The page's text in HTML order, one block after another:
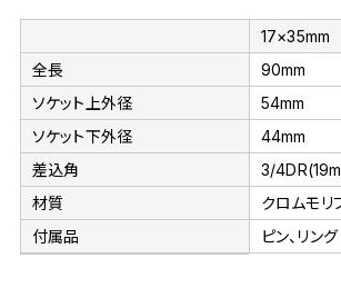
17×35mm
全長
90mm
ソケット上外径
54mm
ソケット下外径
44mm
差込角
3/
材質
クロムモリ
付属品
ピン、リング